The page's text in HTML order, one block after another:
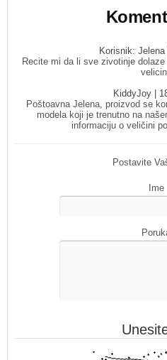
Korisnik: Jelena
Recite mi da li sve zivotinje
KiddyJoy
|
Poštoavna Jelena, proizvod se
modela koji je trenutno na
informaciju o veličini
Postavite
Ime